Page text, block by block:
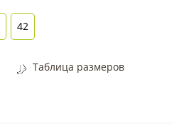
42
Таблица размеров